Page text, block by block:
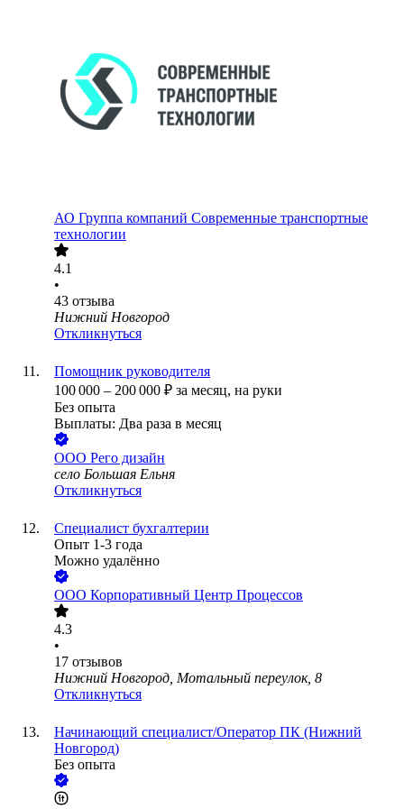
АО Группа компаний Современные транспортные
технологии
4.1
•
43 отзыва
Нижний Новгород
Откликнуться
Помощник руководителя
100 000 – 200 000 ₽ за месяц, на руки
Без опыта
Выплаты: Два раза в месяц
ООО Рего дизайн
село Большая Ельня
Откликнуться
Специалист бухгалтерии
Опыт 1-3 года
Можно удалённо
ООО Корпоративный Центр Процессов
4.3
•
17 отзывов
Нижний Новгород, Мотальный переулок, 8
Откликнуться
Начинающий специалист/Оператор ПК (Нижний
Новгород)
Без опыта